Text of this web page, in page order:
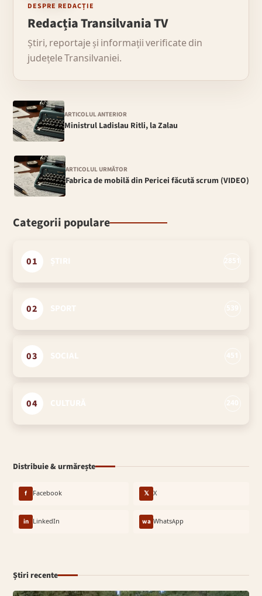
DESPRE REDACȚIE
Redacția Transilvania TV
Știri, reportaje și informații verificate din
județele Transilvaniei.
ARTICOLUL ANTERIOR
Ministrul Ladislau Ritli, la Zalau
ARTICOLUL URMĂTOR
Fabrica de mobilă din Pericei făcută scrum (VIDEO)
Categorii populare
01
02
03
04
Distribuie & urmărește
f Facebook 𝕏 X
in LinkedIn wa WhatsApp
Știri recente